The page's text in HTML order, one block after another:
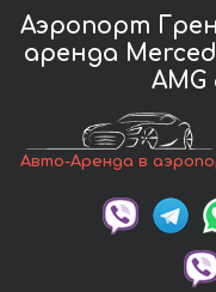
Аэропорт
аренда
AMG
Авто-Аренда в